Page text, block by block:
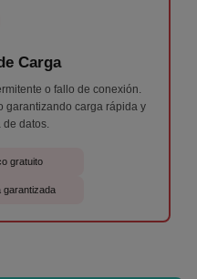
Carga
o fallo de conexión.
garantizando carga rápida y
de datos.
gratuito
garantizada